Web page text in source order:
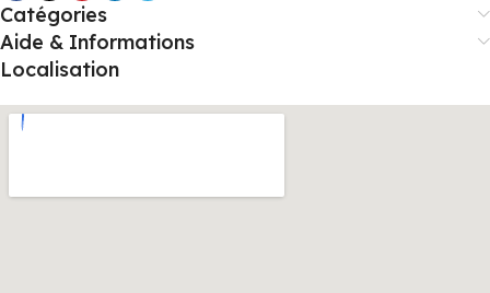
Catégories
Aide & Informations
Localisation